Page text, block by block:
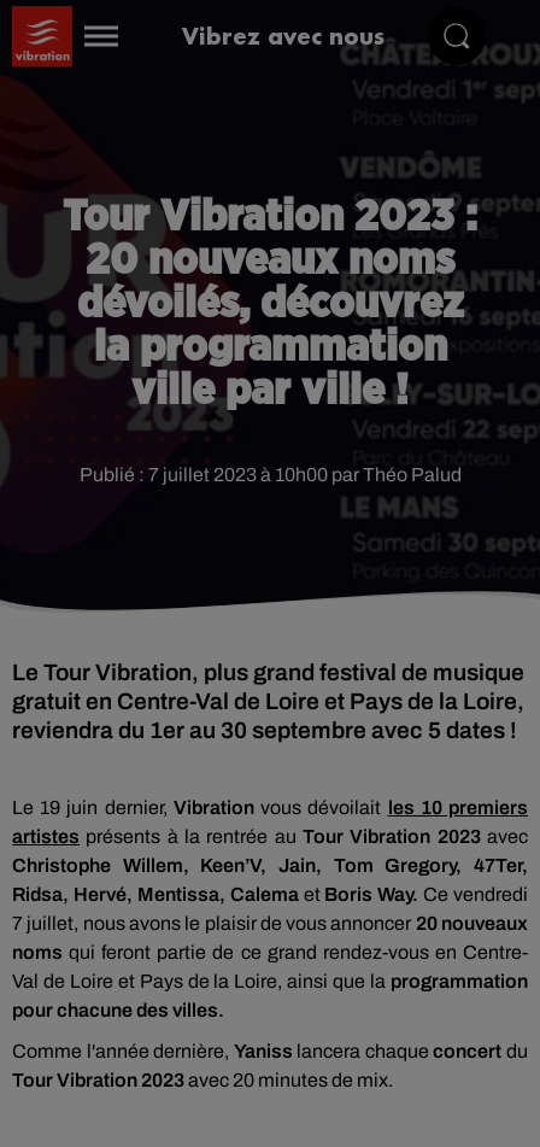
Vibrez avec nous
Tour Vibration 2023 :
20 nouveaux noms
dévoilés, découvrez
la programmation
ville par ville !
Publié : 7 juillet 2023 à 10h00 par Théo Palud
Le Tour Vibration, plus grand festival de musique
gratuit en Centre-Val de Loire et Pays de la Loire,
reviendra du 1er au 30 septembre avec 5 dates !
Le 19 juin dernier, Vibrationvous dévoilait les 10 premiers
artistes présents à la rentrée au Tour Vibration 2023avec
Christophe Willem, Keen’V, Jain, Tom Gregory, 47Ter,
Ridsa, Hervé, Mentissa, Calemaet Boris Way. Ce vendredi
7 juillet, nous avons le plaisir de vous annoncer 20 nouveaux
nomsqui feront partie de ce grand rendez-vous en Centre-
Val de Loire et Pays de la Loire, ainsi que la programmation
pour chacune des villes.
Comme l'année dernière, Yaniss lancera chaqueconcert du
Tour Vibration 2023avec 20 minutes de mix.